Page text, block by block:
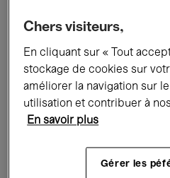
Tous les événements
Expositions Films
Rencontres & Débats
Musique classique
Chers visiteurs,
En cliquant sur « Tout
stockage de cookies sur
améliorer la navigation sur
utilisation et contribuer à
En savoir plus
Gérer les